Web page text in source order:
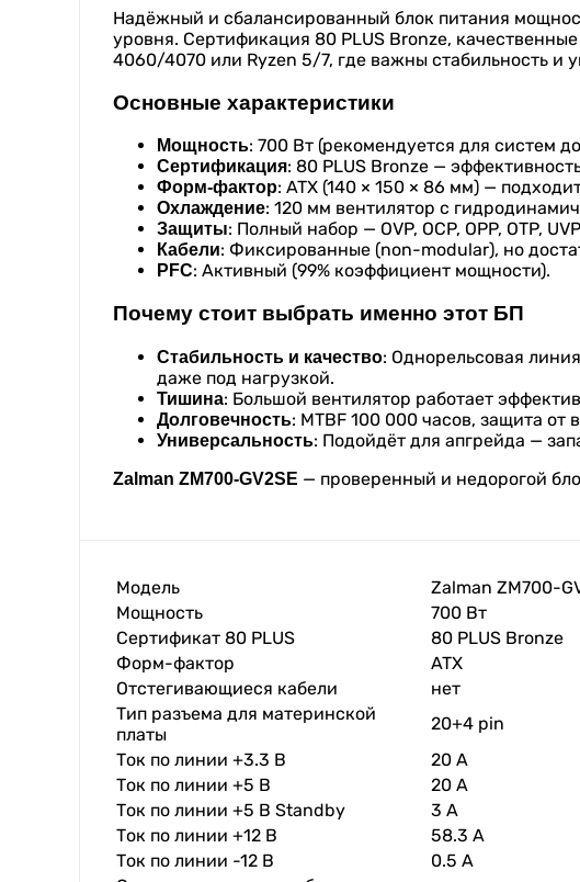
Надёжный и сбалансированный блок питания
уровня. Сертификация 80 PLUS Bronze,
4060/4070 или Ryzen 5/7, где важны стабильность и
Основные характеристики
Мощность: 700 Вт (рекомендуется для систем
Сертификация: 80 PLUS Bronze —
Форм-фактор: ATX (140 × 150 × 86 мм) —
Охлаждение: 120 мм вентилятор с
Защиты: Полный набор — OVP, OCP, OPP, OTP,
Кабели: Фиксированные (non-modular), но
PFC: Активный (99% коэффициент мощности).
Почему стоит выбрать именно этот БП
Стабильность и качество: Однорельсовая
даже под нагрузкой.
Тишина: Большой вентилятор работает
Долговечность: MTBF 100 000 часов, защита от
Универсальность: Подойдёт для апгрейда —
Zalman ZM700-GV2SE — проверенный и недорогой
Модель
Zalman ZM700-
Мощность
700 Вт
Сертификат 80 PLUS
80 PLUS Bronze
Форм-фактор
ATX
Отстегивающиеся кабели
нет
Тип разъема для материнской
платы
20+4 pin
Ток по линии +3.3 В
20 A
Ток по линии +5 В
20 A
Ток по линии +5 В Standby
3 A
Ток по линии +12 В
58.3 A
Ток по линии -12 В
0.5 A